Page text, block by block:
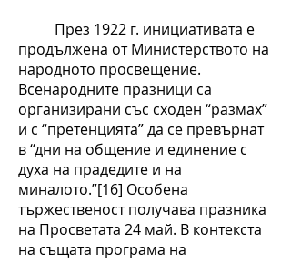
През 1922 г. инициативата е
продължена от Министерството на
народното просвещение.
Всенародните празници са
организирани със сходен “размах”
и с “претенцията” да се превърнат
в “дни на общение и единение с
духа на прадедите и на
миналото.”[16] Особена
тържественост получава празника
на Просветата 24 май. В контекста
на същата програма на